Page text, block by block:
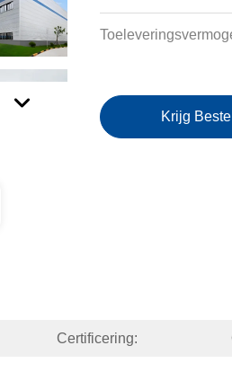
Krijg
Certificering: